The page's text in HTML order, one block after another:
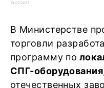
10.07.2021
В Министерстве
торговли
программу по
СПГ-оборудования
отечественных